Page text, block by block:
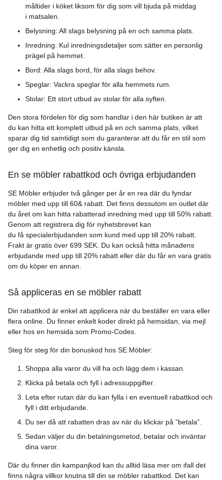
måltider i köket liksom för dig som vill bjuda på middag
i matsalen.
Belysning: All slags belysning på en och samma plats.
Inredning: Kul inredningsdetaljer som sätter en personlig
prägel på hemmet.
Bord: Alla slags bord, för alla slags behov.
Speglar: Vackra speglar för alla hemmets rum.
Stolar: Ett stort utbud av stolar för alla syften.
Den stora fördelen för dig som handlar i den här butiken är att
du kan hitta ett komplett utbud på en och samma plats, vilket
sparar dig tid samtidigt som du garanterar att du får en stil som
ger dig en enhetlig och positiv känsla.
En se möbler rabattkod och övriga erbjudanden
SE Möbler erbjuder två gånger per år en rea där du fyndar
möbler med upp till 60& rabatt. Det finns dessutom en outlet där
du året om kan hitta rabatterad inredning med upp till 50% rabatt.
Genom att registrera dig för nyhetsbrevet kan
du få specialerbjudanden som kund med upp till 20% rabatt.
Frakt är gratis över 699 SEK. Du kan också hitta månadens
erbjudande med upp till 20% rabatt eller där du får en vara gratis
om du köper en annan.
Så appliceras en se möbler rabatt
Din rabattkod är enkel att applicera när du beställer en vara eller
flera online. Du finner enkelt koder direkt på hemsidan, via mejl
eller hos en hemsida som Promo-Codes.
Steg för steg för din bonuskod hos SE Möbler:
Shoppa alla varor du vill ha och lägg dem i kassan.
Klicka på betala och fyll i adressuppgifter.
Leta efter rutan där du kan fylla i en eventuell rabattkod och
fyll i ditt erbjudande.
Du ser då att rabatten dras av när du klickar på ”betala”.
Sedan väljer du din betalningsmetod, betalar och inväntar
dina varor.
Där du finner din kampanjkod kan du alltid läsa mer om ifall det
finns några villkor knutna till din se möbler rabattkod. Det kan